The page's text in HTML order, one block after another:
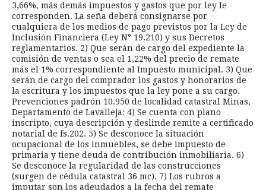
3,66%, más demás impuestos y gastos que por ley le
corresponden. La seña deberá consignarse por
cualquiera de los medios de pago previstos por la Ley de
Inclusión Financiera (Ley N° 19.210) y sus Decretos
reglamentarios. 2) Que serán de cargo del expediente la
comisión de ventas o sea el 1,22% del precio de remate
más el 1% correspondiente al Impuesto municipal. 3) Que
serán de cargo del comprador los gastos y honorarios de
la escritura y los impuestos que la ley pone a su cargo.
Prevenciones padrón 10.950 de localidad catastral Minas,
Departamento de Lavalleja: 4) Se cuenta con plano
inscripto, cuya descripción y deslinde remite a certificado
notarial de fs.202. 5) Se desconoce la situación
ocupacional de los inmuebles, se debe impuesto de
primaria y tiene deuda de contribución inmobiliaria. 6)
Se desconoce la regularidad de las construcciones
(surgen de cédula catastral 36 mc). 7) Los rubros a
imputar son los adeudados a la fecha del remate